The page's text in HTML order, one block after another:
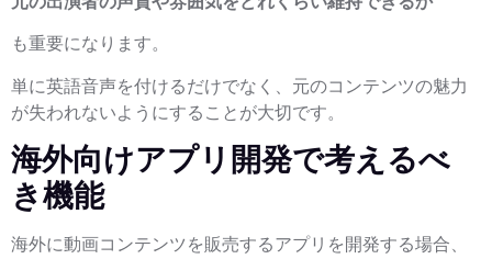
も重要になります。
単に英語音声を付けるだけでなく、元のコンテンツの魅力
が失われないようにすることが大切です。
海外向けアプリ開発で考えるべ
き機能
海外に動画コンテンツを販売するアプリを開発する場合、